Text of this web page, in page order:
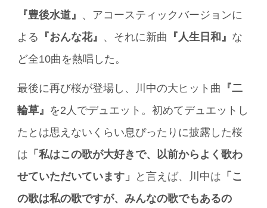
『豊後水道』 、アコースティックバージョンに
よる
『おんな花』 、それに新曲 『人生日和』 な
ど全10曲を熱唱した。
最後に再び桜が登場し、川中の大ヒット曲
『二
輪草』 を2人でデュエット。初めてデュエットし
たとは思えないくらい息ぴったりに披露した桜
は 「私はこの歌が大好きで、以前からよく歌わ
せていただいています」
と言えば、川中は 「こ
の歌は私の歌ですが、みんなの歌でもあるの